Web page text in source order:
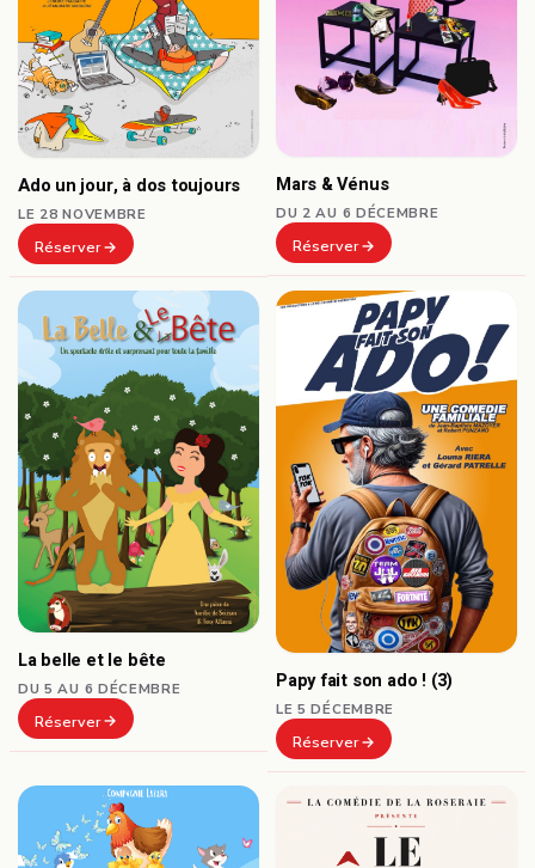
Ado un jour, à dos toujours
LE 28 NOVEMBRE
Réserver
Mars & Vénus
DU 2 AU 6 DÉCEMBRE
Réserver
La belle et le bête
DU 5 AU 6 DÉCEMBRE
Réserver
Papy fait son ado ! (3)
LE 5 DÉCEMBRE
Réserver